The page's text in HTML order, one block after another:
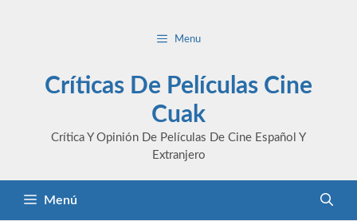
Menu
Críticas De Películas Cine
Cuak
Crítica Y Opinión De Películas De Cine Español Y
Extranjero
Menú